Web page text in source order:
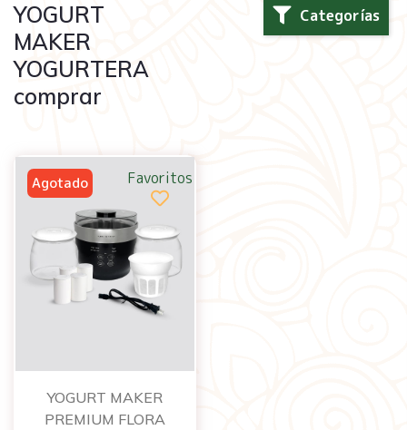
Categorías
YOGURT
MAKER
YOGURTERA
comprar
YOGURT MAKER
PREMIUM FLORA
Favoritos